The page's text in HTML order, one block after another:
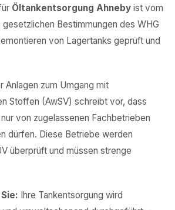
Öltankentsorgung Ahneby ist vom
gesetzlichen Bestimmungen des WHG
von Lagertanks geprüft und
Anlagen zum Umgang mit
Stoffen (AwSV) schreibt vor, dass
von zugelassenen Fachbetrieben
dürfen. Diese Betriebe werden
überprüft und müssen strenge
Ihre Tankentsorgung wird